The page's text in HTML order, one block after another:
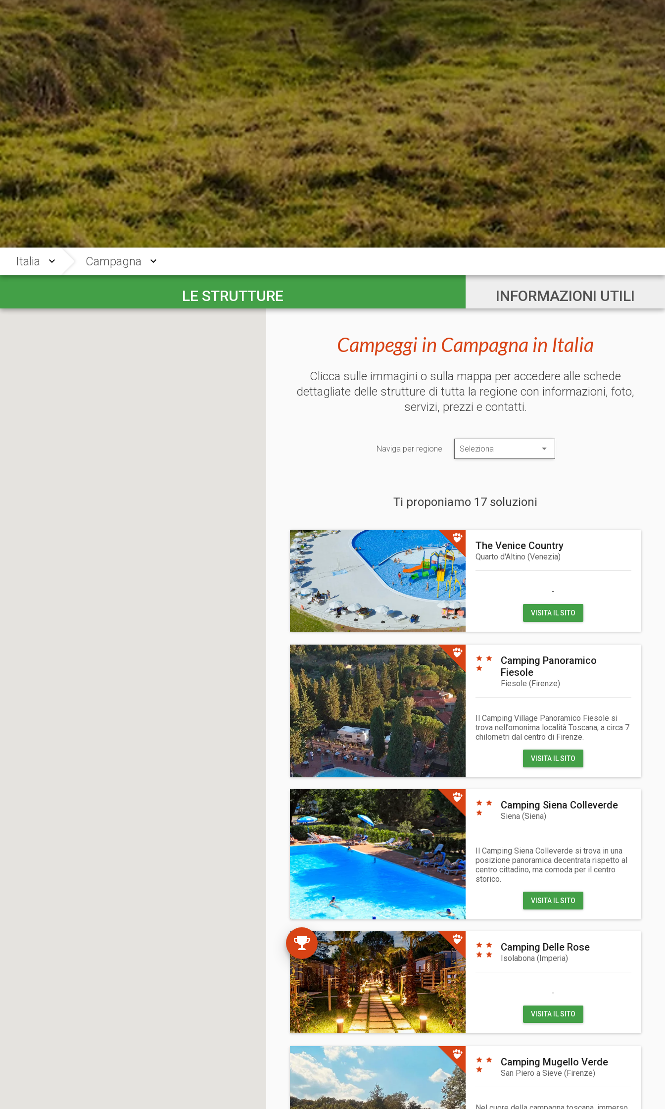
Italia Campagna
LE STRUTTURE INFORMAZIONI UTILI
Campeggi in Campagna in Italia
Clicca sulle immagini o sulla mappa per accedere alle schede
dettagliate delle strutture di tutta la regione con informazioni, foto,
servizi, prezzi e contatti.
Naviga per regione
Ti proponiamo 17 soluzioni
The Venice Country
Quarto d'Altino (Venezia)
-
VISITA IL SITO
Camping Panoramico
Fiesole
Fiesole (Firenze)
Il Camping Village Panoramico Fiesole si
trova nell’omonima località Toscana, a circa 7
chilometri dal centro di Firenze.
VISITA IL SITO
Camping Siena Colleverde
Siena(Siena)
Il Camping Siena Colleverde si trova in una
posizione panoramica decentrata rispetto al
centro cittadino, ma comoda per il centro
storico.
VISITA IL SITO
Camping Delle Rose
Isolabona(Imperia)
-
VISITA IL SITO
Camping Mugello Verde
San Piero a Sieve (Firenze)